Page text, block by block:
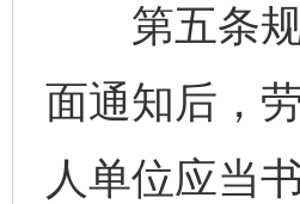
第五条规
面通知后，
人单位应当